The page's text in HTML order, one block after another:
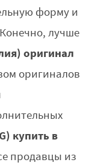
форму и
лучше
оригинал
оригиналов
купить в
продавцы из